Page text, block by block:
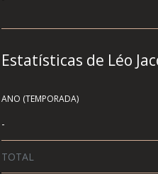
Estatísticas de Léo
ANO (TEMPORADA)
-
TOTAL